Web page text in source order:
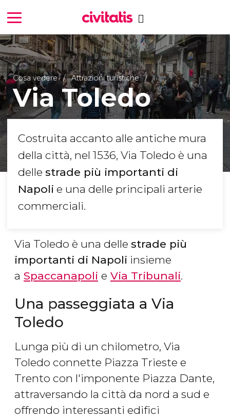
Cosa vedere Attrazioni turistiche
Via Toledo
Costruita accanto alle antiche mura
della città, nel 1536, Via Toledo è una
delle strade più importanti di
Napoli e una delle principali arterie
commerciali.
Via Toledo è una delle strade più
importanti di Napoli insieme
a Spaccanapoli e Via Tribunali.
Una passeggiata a Via
Toledo
Lunga più di un chilometro, Via
Toledo connette Piazza Trieste e
Trento con l'imponente Piazza Dante,
attraversando la città da nord a sud e
offrendo interessanti edifici